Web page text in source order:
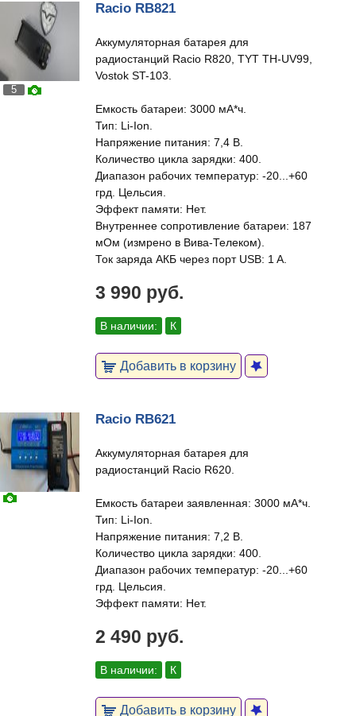
5
Racio RB821
Аккумуляторная батарея для
радиостанций Racio R820, TYT TH-UV99,
Vostok ST-103.
Емкость батареи: 3000 мА*ч.
Тип: Li-Ion.
Напряжение питания: 7,4 В.
Количество цикла зарядки: 400.
Диапазон рабочих температур: -20...+60
грд. Цельсия.
Эффект памяти: Нет.
Внутреннее сопротивление батареи: 187
мОм (измрено в Вива-Телеком).
Ток заряда АКБ через порт USB: 1 A.
3 990 руб.
В наличии: К
Добавить в корзину
Racio RB621
Аккумуляторная батарея для
радиостанций Racio R620.
Емкость батареи заявленная: 3000 мА*ч.
Тип: Li-Ion.
Напряжение питания: 7,2 В.
Количество цикла зарядки: 400.
Диапазон рабочих температур: -20...+60
грд. Цельсия.
Эффект памяти: Нет.
2 490 руб.
В наличии: К
Добавить в корзину